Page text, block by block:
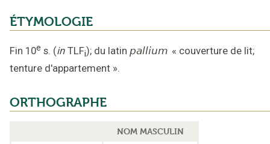
ÉTYMOLOGIE
Fin 10e s. (in TLFi); du latin pallium « couverture de lit;
tenture d'appartement ».
ORTHOGRAPHE
NOM MASCULIN